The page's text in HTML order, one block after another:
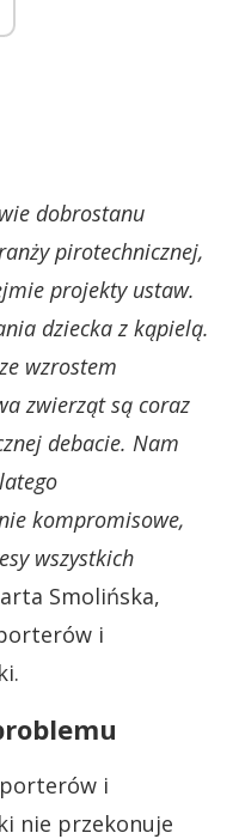
dobrostanu
pirotechnicznej,
projekty ustaw.
dziecka z kąpielą.
wzrostem
zwierząt są coraz
debacie. Nam
kompromisowe,
wszystkich
Smolińska,
i
i
nie przekonuje